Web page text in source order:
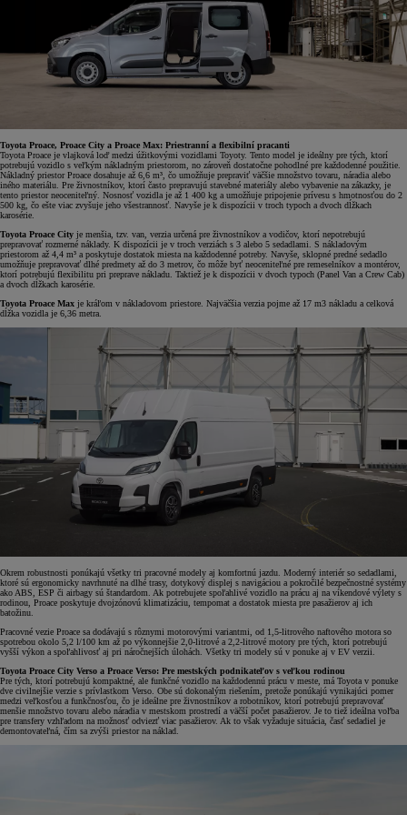
Toyota Proace, Proace City a Proace Max: Priestranní a flexibilní pracanti
Toyota Proace je vlajková loď medzi úžitkovými vozidlami Toyoty. Tento model je ideálny pre tých, ktorí
potrebujú vozidlo s veľkým nákladným priestorom, no zároveň dostatočne pohodlné pre každodenné použitie.
Nákladný priestor Proace dosahuje až 6,6 m³, čo umožňuje prepraviť väčšie množstvo tovaru, náradia alebo
iného materiálu. Pre živnostníkov, ktorí často prepravujú stavebné materiály alebo vybavenie na zákazky, je
tento priestor neoceniteľný. Nosnosť vozidla je až 1 400 kg a umožňuje pripojenie prívesu s hmotnosťou do 2
500 kg, čo ešte viac zvyšuje jeho všestrannosť. Navyše je k dispozícii v troch typoch a dvoch dĺžkach
karosérie.
Toyota Proace City je menšia, tzv. van, verzia určená pre živnostníkov a vodičov, ktorí nepotrebujú
prepravovať rozmerné náklady. K dispozícii je v troch verziách s 3 alebo 5 sedadlami. S nákladovým
priestorom až 4,4 m³ a poskytuje dostatok miesta na každodenné potreby. Navyše, sklopné predné sedadlo
umožňuje prepravovať dlhé predmety až do 3 metrov, čo môže byť neoceniteľné pre remeselníkov a montérov,
ktorí potrebujú flexibilitu pri preprave nákladu. Taktiež je k dispozícii v dvoch typoch (Panel Van a Crew Cab)
a dvoch dĺžkach karosérie.
Toyota Proace Max je kráľom v nákladovom priestore. Najväčšia verzia pojme až 17 m3 nákladu a celková
dĺžka vozidla je 6,36 metra.
Okrem robustnosti ponúkajú všetky tri pracovné modely aj komfortnú jazdu. Moderný interiér so sedadlami,
ktoré sú ergonomicky navrhnuté na dlhé trasy, dotykový displej s navigáciou a pokročilé bezpečnostné systémy
ako ABS, ESP či airbagy sú štandardom. Ak potrebujete spoľahlivé vozidlo na prácu aj na víkendové výlety s
rodinou, Proace poskytuje dvojzónovú klimatizáciu, tempomat a dostatok miesta pre pasažierov aj ich
batožinu.
Pracovné vezie Proace sa dodávajú s rôznymi motorovými variantmi, od 1,5-litrového naftového motora so
spotrebou okolo 5,2 l/100 km až po výkonnejšie 2,0-litrové a 2,2-litrové motory pre tých, ktorí potrebujú
vyšší výkon a spoľahlivosť aj pri náročnejších úlohách. Všetky tri modely sú v ponuke aj v EV verzii.
Toyota Proace City Verso a Proace Verso: Pre mestských podnikateľov s veľkou rodinou
Pre tých, ktorí potrebujú kompaktné, ale funkčné vozidlo na každodennú prácu v meste, má Toyota v ponuke
dve civilnejšie verzie s prívlastkom Verso. Obe sú dokonalým riešením, pretože ponúkajú vynikajúci pomer
medzi veľkosťou a funkčnosťou, čo je ideálne pre živnostníkov a robotníkov, ktorí potrebujú prepravovať
menšie množstvo tovaru alebo náradia v mestskom prostredí a väčší počet pasažierov. Je to tiež ideálna voľba
pre transfery vzhľadom na možnosť odviezť viac pasažierov. Ak to však vyžaduje situácia, časť sedadiel je
demontovateľná, čím sa zvýši priestor na náklad.